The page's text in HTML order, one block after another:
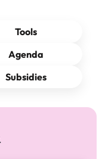
Tools
Agenda
Subsidies